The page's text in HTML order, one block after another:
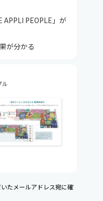
APPLI PEOPLE」が
が分かる
たメールアドレス宛に確